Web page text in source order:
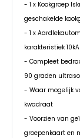
- 1 x Kookgroep
geschakelde
- 1 x
karakteristiek 10kA
- Compleet
90 graden
- Waar mogelijk
kwadraat
- Voorzien van
groepenkaart en